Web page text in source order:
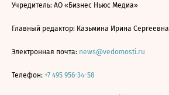
Учредитель: АО «Бизнес Ньюс Медиа»
Главный редактор: Казьмина Ирина Сергеевна
Электронная почта: news@vedomosti.ru
Телефон: +7 495 956-34-58